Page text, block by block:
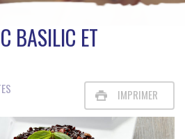
BASILIC ET
IMPRIMER